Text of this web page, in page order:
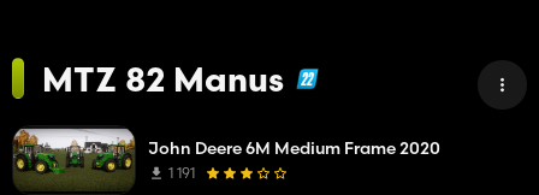
MTZ 82 Manus
John Deere 6M Medium Frame 2020
1 191